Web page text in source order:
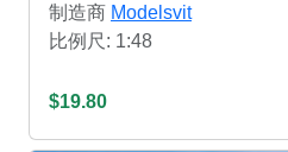
制造商 Modelsvit
比例尺: 1:48
$19.80